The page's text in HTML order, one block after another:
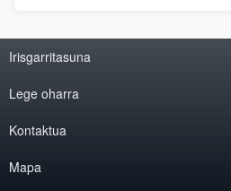
Irisgarritasuna
Lege oharra
Kontaktua
Mapa